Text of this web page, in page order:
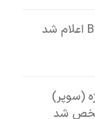
(سوپر)
شد